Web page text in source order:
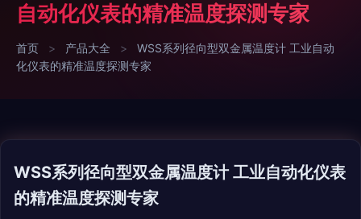
自动化仪表的精准温度探测专家
首页 > 产品大全 >
WSS系列径向型双金属温度计 工业自动
化仪表的精准温度探测专家
WSS系列径向型双金属温度计 工业自动化仪表
的精准温度探测专家